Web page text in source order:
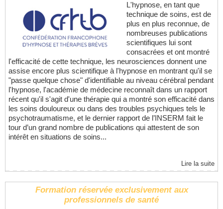
L'hypnose, en tant que
technique de soins, est de
plus en plus reconnue, de
nombreuses publications
scientifiques lui sont
consacrées et ont montré
l'efficacité de cette technique, les neurosciences donnent une
assise encore plus scientifique à l'hypnose en montrant qu'il se
"passe quelque chose" d'identifiable au niveau cérébral pendant
l'hypnose, l'académie de médecine reconnaît dans un rapport
récent qu'il s'agit d'une thérapie qui a montré son efficacité dans
les soins douloureux ou dans des troubles psychiques tels le
psychotraumatisme, et le dernier rapport de l’INSERM fait le
tour d’un grand nombre de publications qui attestent de son
intérêt en situations de soins...
Lire la suite
Formation réservée exclusivement aux
professionnels de santé